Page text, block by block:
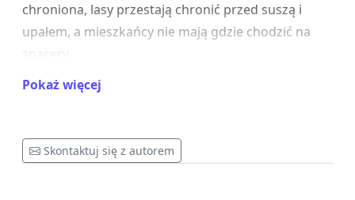
chroniona, lasy przestają chronić przed suszą i
upałem, a mieszkańcy nie mają gdzie chodzić na
W związku z możliwością wyrażenia woli społecznej
wnosimy o przyjęcie następujących propozycji, w
Pokaż więcej
Skontaktuj się z autorem